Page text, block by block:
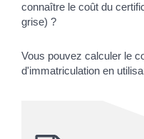
connaître le coût du
grise) ?
Vous pouvez calculer le
d'immatriculation en